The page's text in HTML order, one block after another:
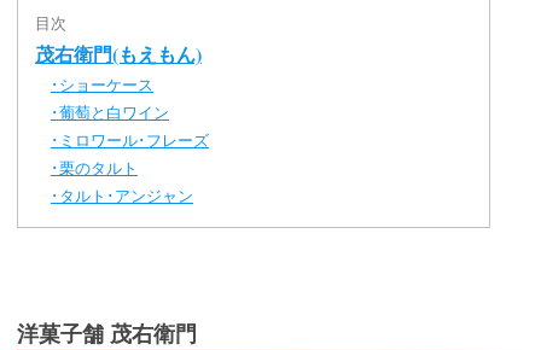
目次
茂右衛門(もえもん)
･ ショーケース
･葡萄と白ワイン
･ ミロワール･フレーズ
･栗のタルト
･ タルト･アンジャン
洋菓子舗 茂右衛門